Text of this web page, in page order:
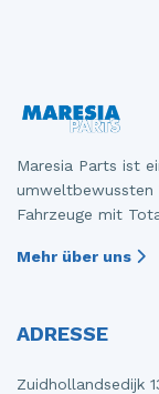
Maresia Parts ist
umweltbewussten
Fahrzeuge mit
Mehr über uns
ADRESSE
Zuidhollandsedijk